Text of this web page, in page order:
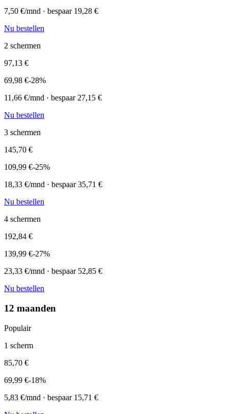
7,50 €/mnd · bespaar 19,28 €
Nu bestellen
2 schermen
97,13 €
69,98 €-28%
11,66 €/mnd · bespaar 27,15 €
Nu bestellen
3 schermen
145,70 €
109,99 €-25%
18,33 €/mnd · bespaar35,71 €
Nu bestellen
4 schermen
192,84 €
139,99 €-27%
23,33 €/mnd · bespaar 52,85 €
Nu bestellen
12 maanden
Populair
1 scherm
85,70 €
69,99 €-18%
5,83 €/mnd · bespaar 15,71 €